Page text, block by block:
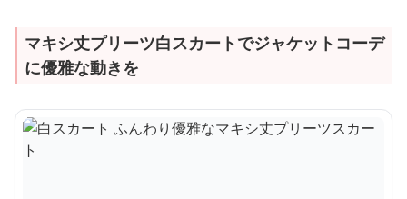
マキシ丈プリーツ白スカートでジャケットコーデ
に優雅な動きを